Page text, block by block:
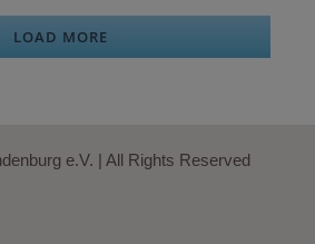
LOAD MORE
e.V. | All Rights Reserved